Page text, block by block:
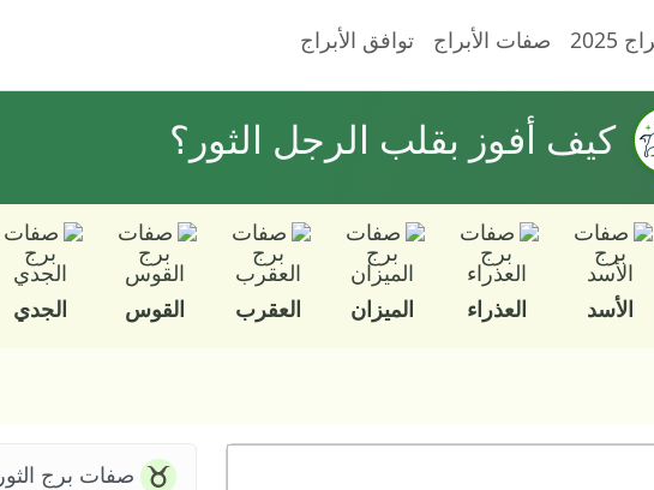
2025 صفات الأبراج توافق الأبراج
كيف أفوز بقلب الرجل الثور؟
الأسد العذراء الميزان العقرب القوس الجدي
صفات برج الثور